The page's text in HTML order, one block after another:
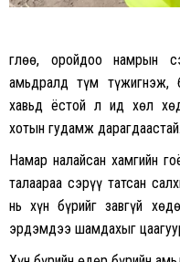
Өглөө, оройдоо намрын
амьдралд түм түжигнэж,
хавьд ёстой л ид хөл
хотын гудамж дарагдаастай.
Намар налайсан хамгийн
талаараа сэрүү татсан
нь хүн бүрийг завгүй
эрдэмдээ шамдахыг